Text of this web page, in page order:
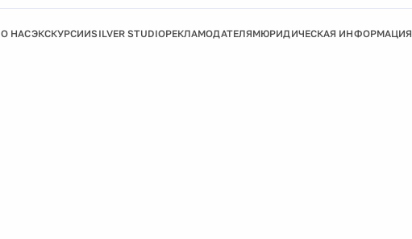
О НАСЭКСКУРСИИSILVER STUDIOРЕКЛАМОДАТЕЛЯМЮРИДИЧЕСКАЯ ИНФОРМАЦИЯ